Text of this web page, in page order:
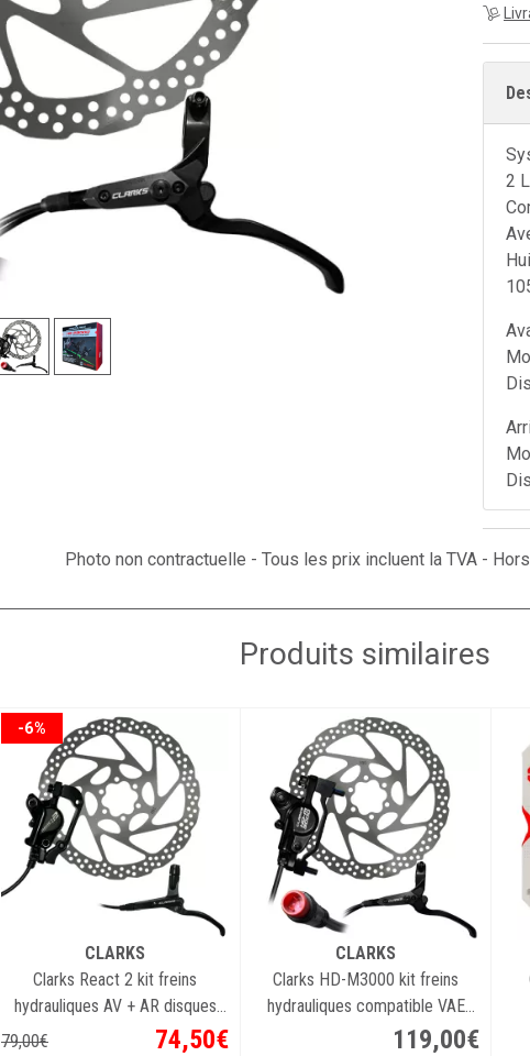
2
Photo non contractuelle - Tous les prix incluent la TVA -
Produits similaires
-6%
CLARKS
Clarks React 2 kit freins
hydrauliques AV + AR disques
79,00€ 74,50€
CLARKS
Clarks HD-M3000 kit freins
hydrauliques compatible VAE
119,00€